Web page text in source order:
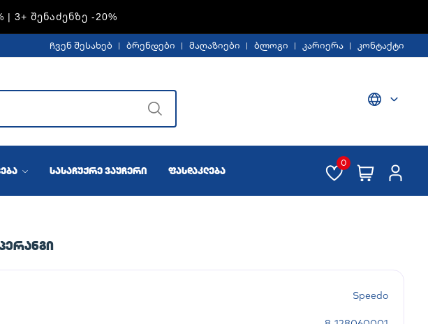
| 3+ ᲨᲔᲜᲐᲫᲔᲜᲖᲔ -20%
ჩვენ შესახებ ბრენდები მაღაზიები ბლოგი კარიერა კონტაქტი
სასაჩუქრე ვაუჩერი ფასდაკლება
0
Speedo